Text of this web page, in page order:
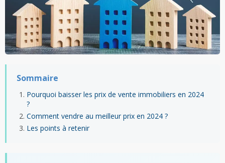
Sommaire
Pourquoi baisser les prix de vente immobiliers en 2024
?
Comment vendre au meilleur prix en 2024 ?
Les points à retenir